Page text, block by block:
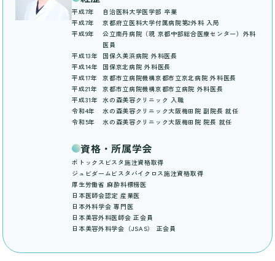
平成7年
自治医科大学医学部 卒業
平成7年
京都府立医科大学付属病院第2外科 入局
平成9年
公立南丹病院（現 京都中部総合医療センター）外科
医員
平成13年
国保久美浜病院 外科医長
平成14年
国保京北病院 外科医長
平成17年
京都市立病院機構京都市立京北病院 外科医長
平成21年
京都市立病院機構京都市立病院 外科医長
平成31年
水の森美容クリニック 入職
令和4年
水の森美容クリニック大阪梅田院 副院長 就任
令和5年
水の森美容クリニック大阪梅田院 院長 就任
資格・所属学会
ボトックスビスタ施注資格取得
ジュビダームビスタバイクロス施注資格取得
厚生労働省 麻酔科標榜医
日本医師会認定 産業医
日本外科学会 専門医
日本美容外科医師会 正会員
日本美容外科学会（JSAS） 正会員